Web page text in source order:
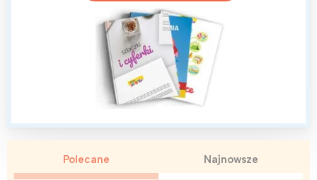
Polecane Najnowsze